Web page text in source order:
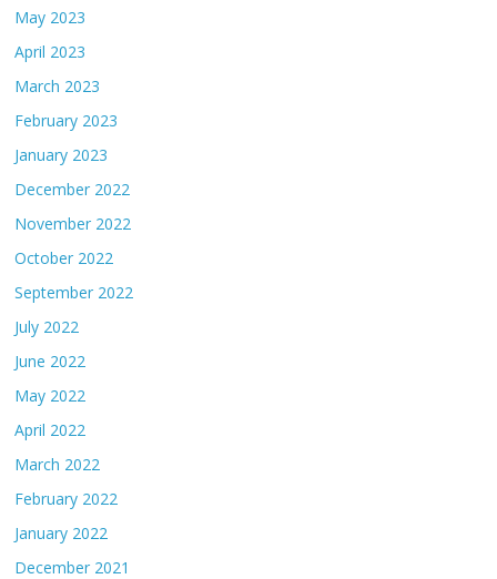
May 2023
April 2023
March 2023
February 2023
January 2023
December 2022
November 2022
October 2022
September 2022
July 2022
June 2022
May 2022
April 2022
March 2022
February 2022
January 2022
December 2021